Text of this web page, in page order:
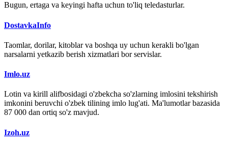
Bugun, ertaga va keyingi hafta uchun to'liq teledasturlar.
DostavkaInfo
Taomlar, dorilar, kitoblar va boshqa uy uchun kerakli bo'lgan
narsalarni yetkazib berish xizmatlari bor servislar.
Imlo.uz
Lotin va kirill alifbosidagi o'zbekcha so'zlarning imlosini tekshirish
imkonini beruvchi o'zbek tilining imlo lug'ati. Ma'lumotlar bazasida
87 000 dan ortiq so'z mavjud.
Izoh.uz